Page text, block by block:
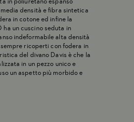
densità e fibra sintetica
in cotone ed infine la
ha un cuscino seduta in
indeformabile alta densità
ricoperti con fodera in
del divano Davis è che la
in un pezzo unico e
un aspetto più morbido e